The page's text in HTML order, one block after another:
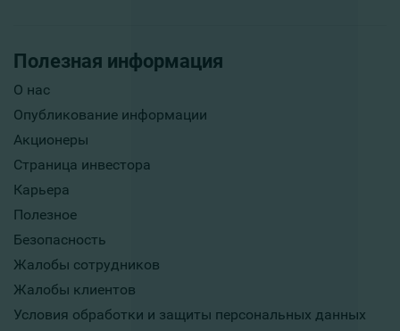
Полезная информация
О нас
Опубликование информации
Акционеры
Страница инвестора
Карьера
Полезное
Безопасность
Жалобы сотрудников
Жалобы клиентов
Условия обработки и защиты персональных данных